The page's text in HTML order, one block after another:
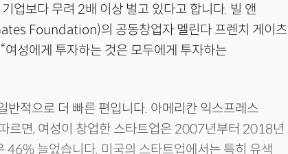
업보다 무려 2배 이상 벌고 있다고 합니다. 빌 앤
Foundation)의 공동창업자 멜린다 프렌치 게이츠
성에게 투자하는 것은 모두에게 투자하는
반적으로 더 빠른 편입니다. 아메리칸 익스프레스
면, 여성이 창업한 스타트업은 2007년부터 2018년
46% 늘었습니다. 미국의 스타트업에서는 특히 유색